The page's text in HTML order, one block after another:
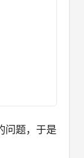
问题，于是